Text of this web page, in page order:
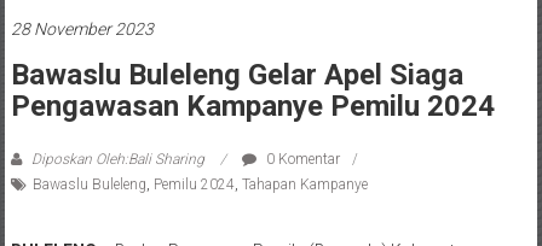
28 November 2023
Bawaslu Buleleng Gelar Apel Siaga
Pengawasan Kampanye Pemilu 2024
Diposkan Oleh:Bali Sharing
0 Komentar
Bawaslu Buleleng, Pemilu 2024, Tahapan Kampanye